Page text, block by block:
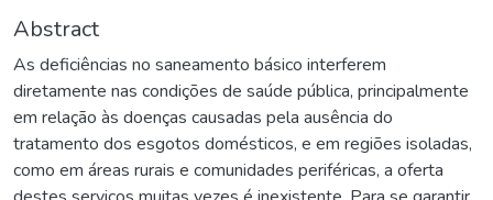
Abstract
As deficiências no saneamento básico interferem
diretamente nas condições de saúde pública, principalmente
em relação às doenças causadas pela ausência do
tratamento dos esgotos domésticos, e em regiões isoladas,
como em áreas rurais e comunidades periféricas, a oferta